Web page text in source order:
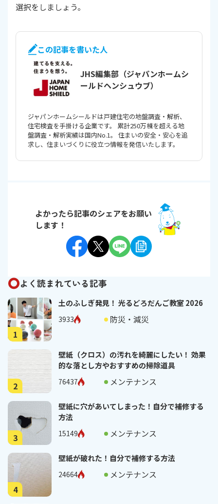
選択をしましょう。
この記事を書いた人
JHS編集部（ジャパンホームシ
ールドヘンシュウブ）
ジャパンホームシールドは戸建住宅の地盤調査・解析、
住宅検査を手掛ける企業です。 累計250万棟を超える地
盤調査・解析実績は国内No.1。 住まいの安全・安心を追
求し、住まいづくりに役立つ情報を発信いたします。
よかったら記事のシェアをお願い
します！
よく読まれている記事
1
土のふしぎ発見！ 光るどろだんご教室 2026
3933 防災・減災
2
壁紙（クロス）の汚れを綺麗にしたい！ 効果
的な落とし方やおすすめの掃除道具
76437 メンテナンス
3
壁紙に穴があいてしまった！自分で補修する
方法
15149 メンテナンス
4
壁紙が破れた！自分で補修する方法
24664 メンテナンス